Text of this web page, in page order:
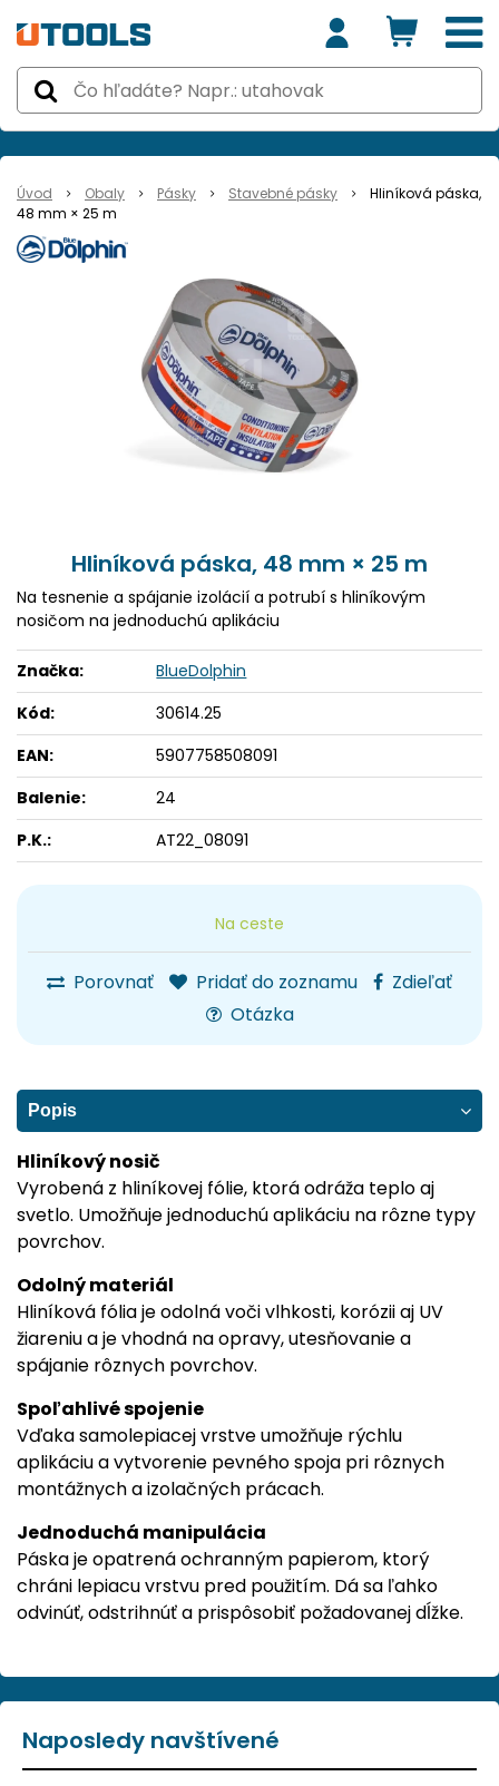
Úvod Obaly Pásky Stavebné pásky
Hliníková páska,
48 mm × 25 m
Na ceste
Porovnať Pridať do zoznamu
Zdieľať
Otázka
Hliníková páska, 48 mm × 25 m
Na tesnenie a spájanie izolácií a potrubí s hliníkovým
nosičom na jednoduchú aplikáciu
Značka:
BlueDolphin
Kód:
30614.25
EAN:
5907758508091
Balenie:
24
P.K.:
AT22_08091
Popis
Hliníkový nosič
Vyrobená z hliníkovej fólie, ktorá odráža teplo aj
svetlo. Umožňuje jednoduchú aplikáciu na rôzne typy
povrchov.
Odolný materiál
Hliníková fólia je odolná voči vlhkosti, korózii aj UV
žiareniu a je vhodná na opravy, utesňovanie a
spájanie rôznych povrchov.
Spoľahlivé spojenie
Vďaka samolepiacej vrstve umožňuje rýchlu
aplikáciu a vytvorenie pevného spoja pri rôznych
montážnych a izolačných prácach.
Jednoduchá manipulácia
Páska je opatrená ochranným papierom, ktorý
chráni lepiacu vrstvu pred použitím. Dá sa ľahko
odvinúť, odstrihnúť a prispôsobiť požadovanej dĺžke.
Naposledy navštívené